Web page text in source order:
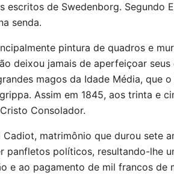
escritos de Swedenborg. Segundo
senda.
pintura de quadros e
deixou jamais de aperfeiçoar
magos da Idade Média, que
Assim em 1845, aos trinta e
Consolador.
matrimônio que durou sete
panfletos políticos, resultando-lhe
e ao pagamento de mil francos